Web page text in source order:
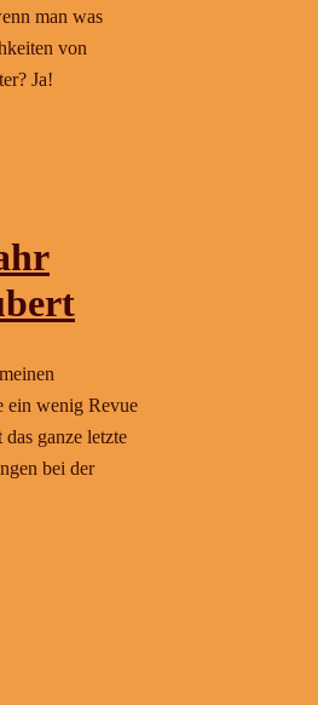
man was
von
Ja!
ein wenig Revue
ganze letzte
bei der